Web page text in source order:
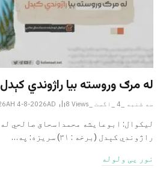
له مرګ وروسته بیا راژوندي کېدل
سه شنبه _4 _اگست _2026AH 4-8-2026AD 8 Views
لیکوال: ابوعایشه محمداسحاق صالحي
راژوندي کېدل (برخه : ۳۱) سریزه: په…
نور یی ولوله